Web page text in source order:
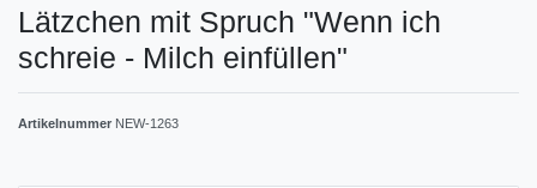
Lätzchen mit Spruch "Wenn ich
schreie - Milch einfüllen"
Artikelnummer NEW-1263